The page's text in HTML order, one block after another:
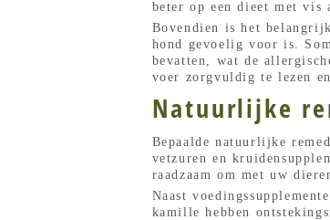
beter op een dieet met vis
Bovendien is het
hond gevoelig voor is.
bevatten, wat de
voer zorgvuldig te lezen
Natuurlijke
Bepaalde natuurlijke
vetzuren en
raadzaam om met uw
Naast
kamille hebben